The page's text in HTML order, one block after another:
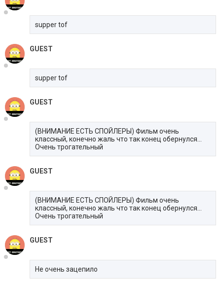
supper tof
GUEST
supper tof
GUEST
(ВНИМАНИЕ ЕСТЬ СПОЙЛЕРЫ) Фильм очень
классный, конечно жаль что так конец обернулся...
Очень трогательный
GUEST
(ВНИМАНИЕ ЕСТЬ СПОЙЛЕРЫ) Фильм очень
классный, конечно жаль что так конец обернулся...
Очень трогательный
GUEST
Не очень зацепило